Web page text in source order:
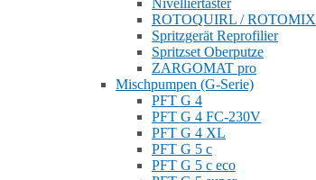
Nivelliertaster
ROTOQUIRL / ROTOMIX
Spritzgerät Reprofilier
Spritzset Oberputze
ZARGOMAT pro
Mischpumpen (G-Serie)
PFT G 4
PFT G 4 FC-230V
PFT G 4 XL
PFT G 5 c
PFT G 5 c eco